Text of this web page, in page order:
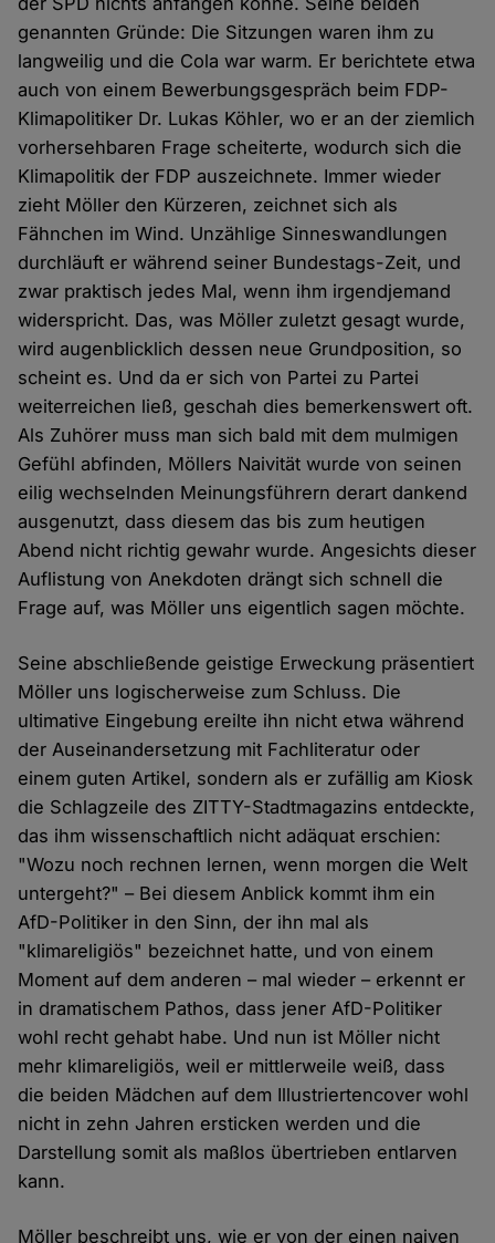
genannten Gründe: Die Sitzungen waren ihm zu
langweilig und die Cola war warm. Er berichtete etwa
auch von einem Bewerbungsgespräch beim FDP-
Klimapolitiker Dr. Lukas Köhler, wo er an der ziemlich
vorhersehbaren Frage scheiterte, wodurch sich die
Klimapolitik der FDP auszeichnete. Immer wieder
zieht Möller den Kürzeren, zeichnet sich als
Fähnchen im Wind. Unzählige Sinneswandlungen
durchläuft er während seiner Bundestags-Zeit, und
zwar praktisch jedes Mal, wenn ihm irgendjemand
widerspricht. Das, was Möller zuletzt gesagt wurde,
wird augenblicklich dessen neue Grundposition, so
scheint es. Und da er sich von Partei zu Partei
weiterreichen ließ, geschah dies bemerkenswert oft.
Als Zuhörer muss man sich bald mit dem mulmigen
Gefühl abfinden, Möllers Naivität wurde von seinen
eilig wechselnden Meinungsführern derart dankend
ausgenutzt, dass diesem das bis zum heutigen
Abend nicht richtig gewahr wurde. Angesichts dieser
Auflistung von Anekdoten drängt sich schnell die
Frage auf, was Möller uns eigentlich sagen möchte.
Seine abschließende geistige Erweckung präsentiert
Möller uns logischerweise zum Schluss. Die
ultimative Eingebung ereilte ihn nicht etwa während
der Auseinandersetzung mit Fachliteratur oder
einem guten Artikel, sondern als er zufällig am Kiosk
die Schlagzeile des ZITTY-Stadtmagazins entdeckte,
das ihm wissenschaftlich nicht adäquat erschien:
"Wozu noch rechnen lernen, wenn morgen die Welt
untergeht?" – Bei diesem Anblick kommt ihm ein
AfD-Politiker in den Sinn, der ihn mal als
"klimareligiös" bezeichnet hatte, und von einem
Moment auf dem anderen – mal wieder – erkennt er
in dramatischem Pathos, dass jener AfD-Politiker
wohl recht gehabt habe. Und nun ist Möller nicht
mehr klimareligiös, weil er mittlerweile weiß, dass
die beiden Mädchen auf dem Illustriertencover wohl
nicht in zehn Jahren ersticken werden und die
Darstellung somit als maßlos übertrieben entlarven
kann.
Möller beschreibt uns, wie er von der einen naiven